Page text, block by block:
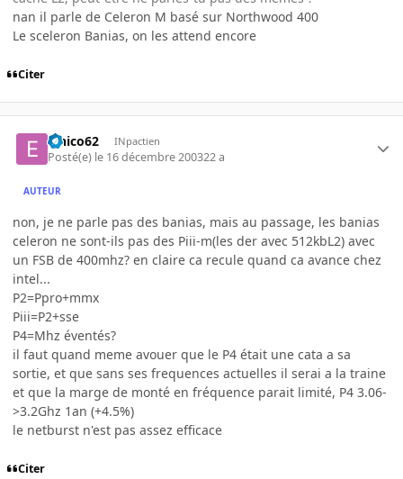
nan il parle de Celeron M basé sur Northwood 400
Le sceleron Banias, on les attend encore
Citer
elnico62 INpactien
Posté(e) le 16 décembre 200322 a
AUTEUR
non, je ne parle pas des banias, mais au passage, les banias
celeron ne sont-ils pas des Piii-m(les der avec 512kbL2) avec
un FSB de 400mhz? en claire ca recule quand ca avance chez
intel...
P2=Ppro+mmx
Piii=P2+sse
P4=Mhz éventés?
il faut quand meme avouer que le P4 était une cata a sa
sortie, et que sans ses frequences actuelles il serai a la traine
et que la marge de monté en fréquence parait limité, P4 3.06-
>3.2Ghz 1an (+4.5%)
le netburst n'est pas assez efficace
Citer